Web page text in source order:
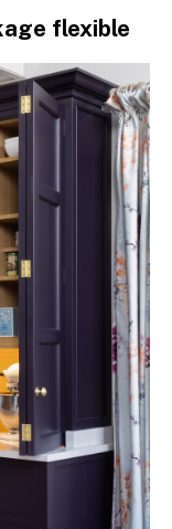
flexible